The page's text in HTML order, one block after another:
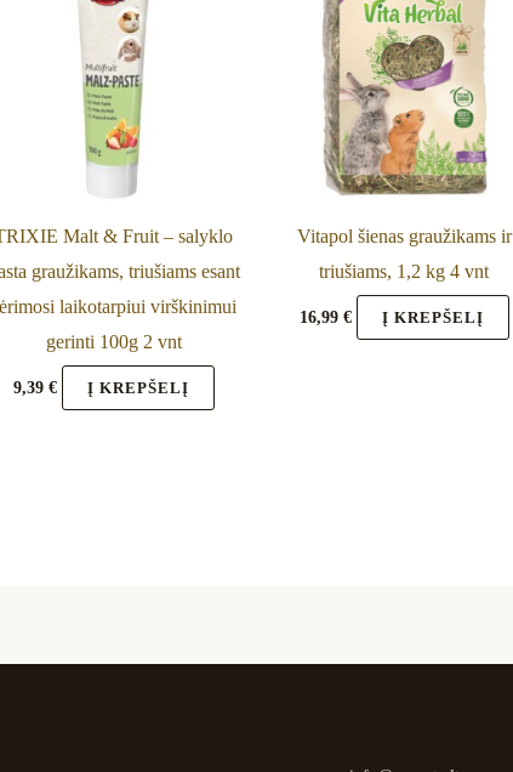
Malt & Fruit – salyklo
graužikams, triušiams esant
laikotarpiui virškinimui
gerinti 100g 2 vnt
9,39 € Į KREPŠELĮ
Vitapol šienas graužikams ir
triušiams, 1,2 kg 4 vnt
16,99 € Į KREPŠELĮ